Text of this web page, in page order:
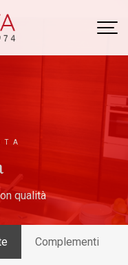
qualità
Complementi